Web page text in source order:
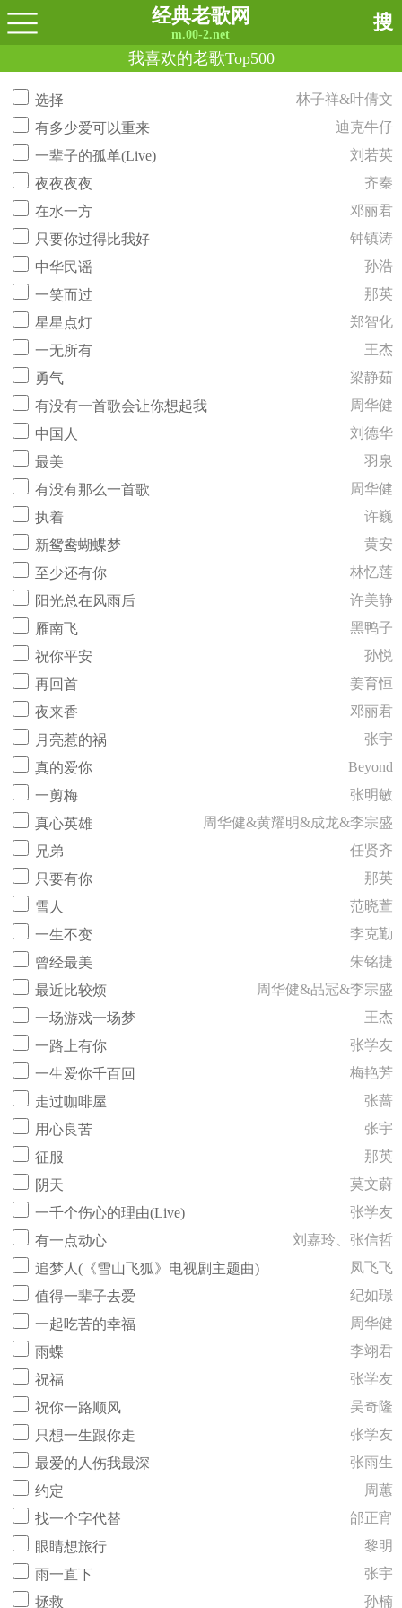
经典老歌网
m.00-2.net
搜
我喜欢的老歌Top500
选择
林子祥&叶倩文
有多少爱可以重来
迪克牛仔
一辈子的孤单(Live)
刘若英
夜夜夜夜
齐秦
在水一方
邓丽君
只要你过得比我好
钟镇涛
中华民谣
孙浩
一笑而过
那英
星星点灯
郑智化
一无所有
王杰
勇气
梁静茹
有没有一首歌会让你想起我
周华健
中国人
刘德华
最美
羽泉
有没有那么一首歌
周华健
执着
许巍
新鸳鸯蝴蝶梦
黄安
至少还有你
林忆莲
阳光总在风雨后
许美静
雁南飞
黑鸭子
祝你平安
孙悦
再回首
姜育恒
夜来香
邓丽君
月亮惹的祸
张宇
真的爱你
Beyond
一剪梅
张明敏
真心英雄
周华健&黄耀明&成龙&李宗盛
兄弟
任贤齐
只要有你
那英
雪人
范晓萱
一生不变
李克勤
曾经最美
朱铭捷
最近比较烦
周华健&品冠&李宗盛
一场游戏一场梦
王杰
一路上有你
张学友
一生爱你千百回
梅艳芳
走过咖啡屋
张蔷
用心良苦
张宇
征服
那英
阴天
莫文蔚
一千个伤心的理由(Live)
张学友
有一点动心
刘嘉玲、张信哲
追梦人(《雪山飞狐》电视剧主题曲)
凤飞飞
值得一辈子去爱
纪如璟
一起吃苦的幸福
周华健
雨蝶
李翊君
祝福
张学友
祝你一路顺风
吴奇隆
只想一生跟你走
张学友
最爱的人伤我最深
张雨生
约定
周蕙
找一个字代替
邰正宵
眼睛想旅行
黎明
雨一直下
张宇
拯救
孙楠